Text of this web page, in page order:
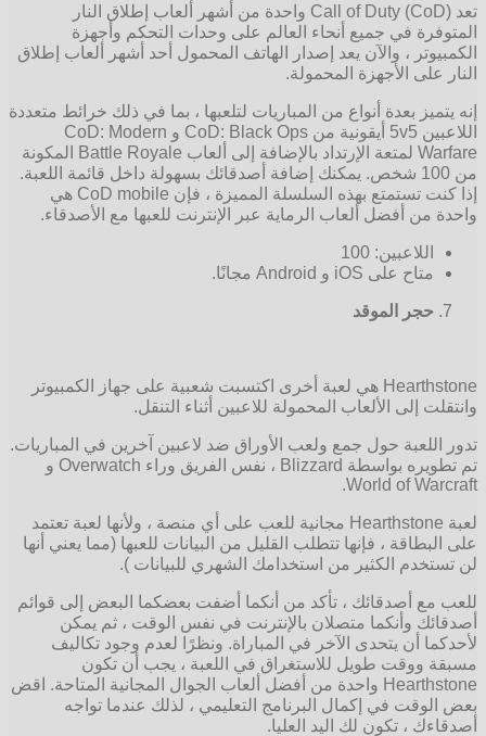
تعد Call of Duty (CoD) واحدة من أشهر ألعاب إطلاق النار
المتوفرة في جميع أنحاء العالم على وحدات التحكم وأجهزة
الكمبيوتر ، والآن يعد إصدار الهاتف المحمول أحد أشهر ألعاب إطلاق
النار على الأجهزة المحمولة.
إنه يتميز بعدة أنواع من المباريات لتلعبها ، بما في ذلك خرائط متعددة
اللاعبين 5v5 أيقونية من CoD: Black Ops و CoD: Modern
Warfare لمتعة الإرتداد بالإضافة إلى ألعاب Battle Royale المكونة
من 100 شخص. يمكنك إضافة أصدقائك بسهولة داخل قائمة اللعبة.
إذا كنت تستمتع بهذه السلسلة المميزة ، فإن CoD mobile هي
واحدة من أفضل ألعاب الرماية عبر الإنترنت للعبها مع الأصدقاء.
اللاعبين: 100
متاح على iOS و Android مجانًا.
حجر الموقد
Hearthstone هي لعبة أخرى اكتسبت شعبية على جهاز الكمبيوتر
وانتقلت إلى الألعاب المحمولة للاعبين أثناء التنقل.
تدور اللعبة حول جمع ولعب الأوراق ضد لاعبين آخرين في المباريات.
تم تطويره بواسطة Blizzard ، نفس الفريق وراء Overwatch و
World of Warcraft.
لعبة Hearthstone مجانية للعب على أي منصة ، ولأنها لعبة تعتمد
على البطاقة ، فإنها تتطلب القليل من البيانات للعبها (مما يعني أنها
لن تستخدم الكثير من استخدامك الشهري للبيانات ).
للعب مع أصدقائك ، تأكد من أنكما أضفت بعضكما البعض إلى قوائم
أصدقائك وأنكما متصلان بالإنترنت في نفس الوقت ، ثم يمكن
لأحدكما أن يتحدى الآخر في المباراة. ونظرًا لعدم وجود تكاليف
مسبقة ووقت طويل للاستغراق في اللعبة ، يجب أن تكون
Hearthstone واحدة من أفضل ألعاب الجوال المجانية المتاحة. اقض
بعض الوقت في إكمال البرنامج التعليمي ، لذلك عندما تواجه
أصدقاءك ، تكون لك اليد العليا.